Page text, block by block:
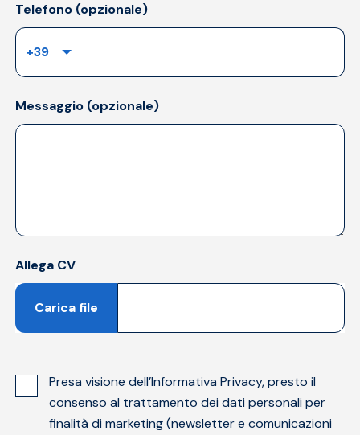
Telefono (opzionale)
Messaggio (opzionale)
Allega CV
Carica file
Presa visione dell’Informativa Privacy, presto il
consenso al trattamento dei dati personali per
finalità di marketing (newsletter e comunicazioni